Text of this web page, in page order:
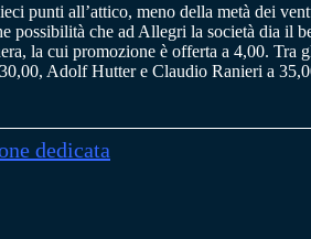
punti all’attico, meno della metà dei
possibilità che ad Allegri la società dia il
la cui promozione è offerta a 4,00. Tra
Adolf Hutter e Claudio Ranieri a
dedicata